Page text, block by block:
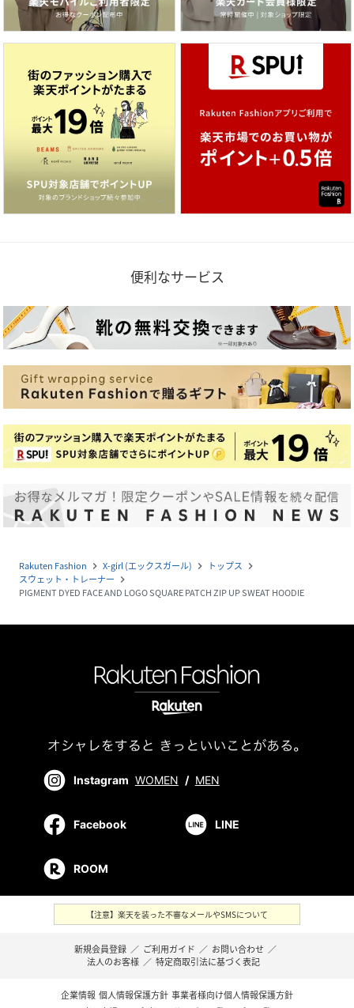
便利なサービス
Rakuten Fashion navigate_next X-girl (エックスガール) navigate_next トップス navigate_next
スウェット・トレーナー navigate_next
PIGMENT DYED FACE AND LOGO SQUARE PATCH ZIP UP SWEAT HOODIE
Instagram WOMEN / MEN
Facebook LINE
ROOM
【注意】楽天を装った不審なメールやSMSについて
新規会員登録 ／ ご利用ガイド ／ お問い合わせ ／
法人のお客様 ／ 特定商取引法に基づく表記
企業情報 個人情報保護方針 事業者様向け個人情報保護方針